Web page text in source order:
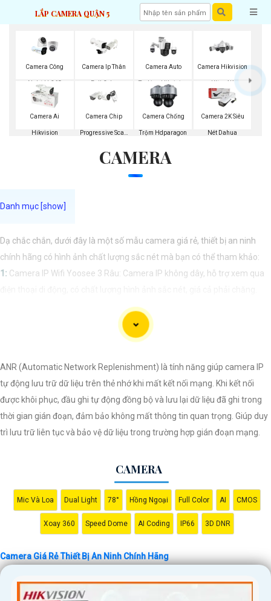
LẮP CAMERA QUẬN 5
Camera Công
Nghệ H.265
Hikvision
Camera Ip Thân
Full Color
Hikvision
Camera Auto
Traking Hikvision
Camera Hikvision
Ultra 4K
Camera Ai
Hikvision
Camera Chip
Progressive Scan
Camera Chống
Trộm Hdparagon
Camera 2K Siêu
Nét Dahua
CAMERA
Dạ chắc chắn, dưới đây là một số mẫu camera giá rẻ, thiết bị an ninh
chính hãng có hình ảnh chất lượng sắc nét mà bạn có thể tham khảo:
1: Camera IP Wifi Yoosee 3 Râu: Camera IP không dây, hỗ trợ xem qua
Camera Vantech VP-C2112CP: Camera dạng dome, chất lượng
Full HD, hỗ trợ xoay 360 độ, phù hợp cho việc lắp đặt trong nhà hoặc
chất lượng 1MP, có khả năng quan sát ban đêm tốt, sắc nét.
🔖 4:Camera Dahua HAC-HDBW1200RP-Z: Camera dome chất lượng
2MP, hỗ trợ các tính năng như chống ngược sáng, chống nước.
Nhớ kiểm tra kỹ thông số kỹ thuật cũng như nguồn gốc xuất xứ của sản
phẩm trước khi mua nhé đểHoàn toàn tin cậylà sản phẩm chính hãng
ANR (Automatic Network Replenishment) là tính năng giúp camera IP
tự động lưu trữ dữ liệu trên thẻ nhớ khi mất kết nối mạng. Khi kết nối
được khôi phục, đầu ghi tự động đồng bộ và lưu lại dữ liệu đã ghi trong
thời gian gián đoạn, đảm bảo không mất thông tin quan trọng. Giúp duy
trì lưu trữ liên tục và bảo vệ dữ liệu trong trường hợp gián đoạn mạng.
CAMERA
Mic Và Loa Dual Light 78° Hồng Ngoại Full Color AI CMOS
Xoay 360 Speed Dome AI Coding IP66 3D DNR
Camera Giá Rẻ Thiết Bị An Ninh Chính Hãng